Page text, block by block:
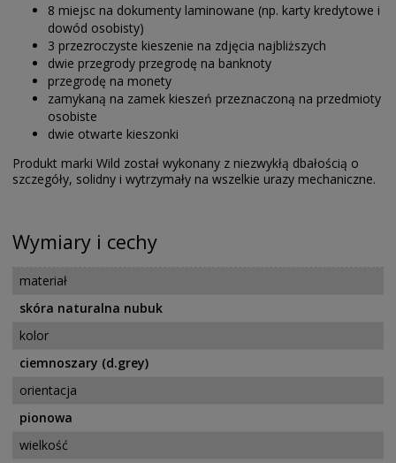
8 miejsc na dokumenty laminowane (np. karty kredytowe i
dowód osobisty)
3 przezroczyste kieszenie na zdjęcia najbliższych
dwie przegrody przegrodę na banknoty
przegrodę na monety
zamykaną na zamek kieszeń przeznaczoną na przedmioty
osobiste
dwie otwarte kieszonki
Produkt marki Wild został wykonany z niezwykłą dbałością o
szczegóły, solidny i wytrzymały na wszelkie urazy mechaniczne.
Wymiary i cechy
materiał
skóra naturalna nubuk
kolor
ciemnoszary (d.grey)
orientacja
pionowa
wielkość